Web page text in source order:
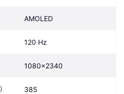
AMOLED
120 Hz
1080x2340
385